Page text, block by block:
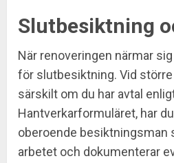
Slutbesiktning
När renoveringen närmar
för slutbesiktning. Vid
särskilt om du har avtal
Hantverkarformuläret, har
oberoende besiktningsman
arbetet och dokumenterar